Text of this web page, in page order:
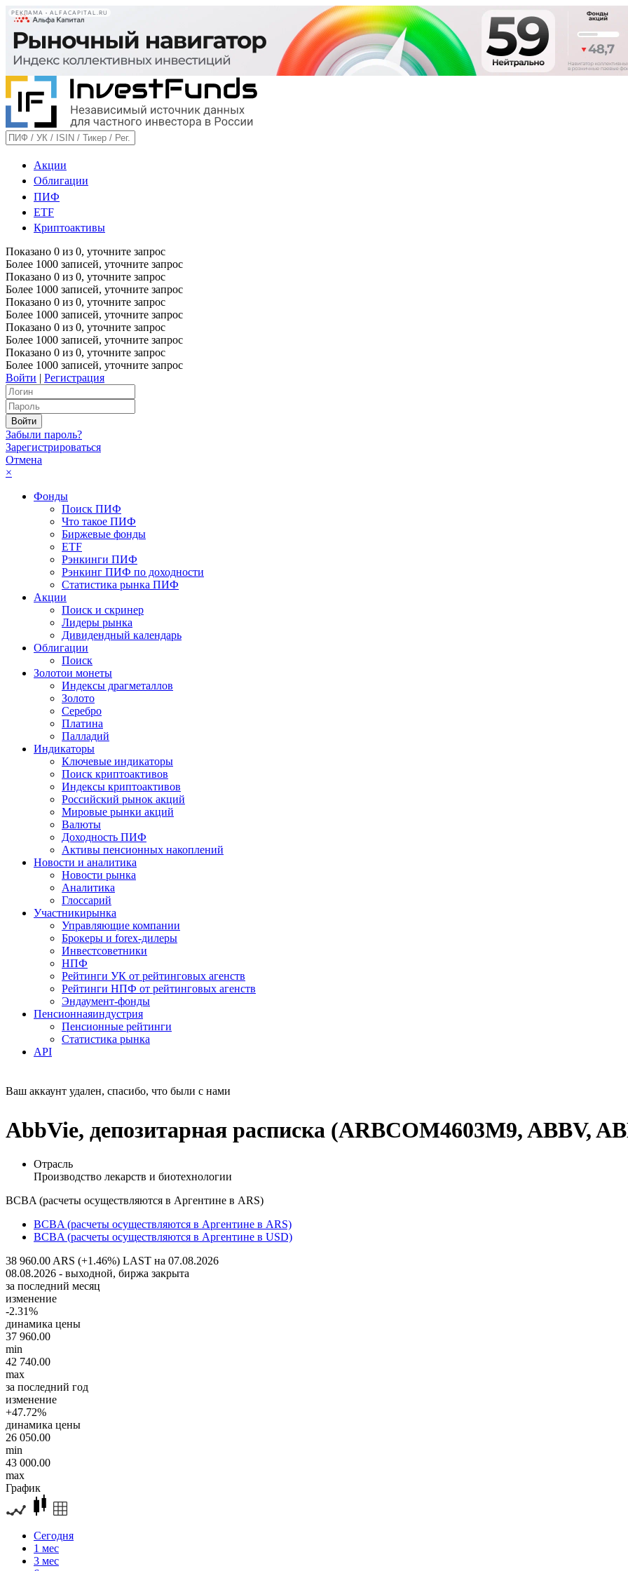
РЕКЛАМА • ALFACAPITAL.RU
Акции
Облигации
ПИФ
ETF
Криптоактивы
Показано 0 из 0, уточните запрос
Более 1000 записей, уточните запрос
Показано 0 из 0, уточните запрос
Более 1000 записей, уточните запрос
Показано 0 из 0, уточните запрос
Более 1000 записей, уточните запрос
Показано 0 из 0, уточните запрос
Более 1000 записей, уточните запрос
Показано 0 из 0, уточните запрос
Более 1000 записей, уточните запрос
Войти | Регистрация
Забыли пароль?
Зарегистрироваться
Отмена
×
Фонды
Поиск ПИФ
Что такое ПИФ
Биржевые фонды
ETF
Рэнкинги ПИФ
Рэнкинг ПИФ по доходности
Статистика рынка ПИФ
Акции
Поиск и скринер
Лидеры рынка
Дивидендный календарь
Облигации
Поиск
Золотои монеты
Индексы драгметаллов
Золото
Серебро
Платина
Палладий
Индикаторы
Ключевые индикаторы
Поиск криптоактивов
Индексы криптоактивов
Российский рынок акций
Мировые рынки акций
Валюты
Доходность ПИФ
Активы пенсионных накоплений
Новости и аналитика
Новости рынка
Аналитика
Глоссарий
Участникирынка
Управляющие компании
Брокеры и forex-дилеры
Инвестсоветники
НПФ
Рейтинги УК от рейтинговых агенств
Рейтинги НПФ от рейтинговых агенств
Эндаумент-фонды
Пенсионнаяиндустрия
Пенсионные рейтинги
Статистика рынка
API
Ваш аккаунт удален, спасибо, что были с нами
AbbVie, депозитарная расписка (ARBCOM4603M9, ABBV,
Отрасль
Производство лекарств и биотехнологии
BCBA (расчеты осуществляются в Аргентине в ARS)
BCBA (расчеты осуществляются в Аргентине в ARS)
BCBA (расчеты осуществляются в Аргентине в USD)
38 960.00 ARS (+1.46%) LAST на 07.08.2026
08.08.2026 - выходной, биржа закрыта
за последний месяц
изменение
-2.31%
динамика цены
37 960.00
min
42 740.00
max
за последний год
изменение
+47.72%
динамика цены
26 050.00
min
43 000.00
max
График
Сегодня
1 мес
3 мес